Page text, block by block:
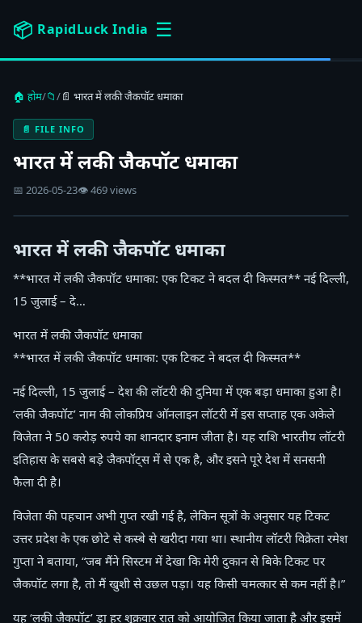
📦 RapidLuck India ☰
🏠 होम/📁/📄 भारत में लकी जैकपॉट धमाका
📄 FILE INFO
भारत में लकी जैकपॉट धमाका
📅 2026-05-23👁 469 views
भारत में लकी जैकपॉट धमाका
**भारत में लकी जैकपॉट धमाका: एक टिकट ने बदल दी किस्मत** नई दिल्ली,
15 जुलाई – दे…
भारत में लकी जैकपॉट धमाका
**भारत में लकी जैकपॉट धमाका: एक टिकट ने बदल दी किस्मत**
नई दिल्ली, 15 जुलाई – देश की लॉटरी की दुनिया में एक बड़ा धमाका हुआ है।
‘लकी जैकपॉट’ नाम की लोकप्रिय ऑनलाइन लॉटरी में इस सप्ताह एक अकेले
विजेता ने 50 करोड़ रुपये का शानदार इनाम जीता है। यह राशि भारतीय लॉटरी
इतिहास के सबसे बड़े जैकपॉट्स में से एक है, और इसने पूरे देश में सनसनी
फैला दी है।
विजेता की पहचान अभी गुप्त रखी गई है, लेकिन सूत्रों के अनुसार यह टिकट
उत्तर प्रदेश के एक छोटे से कस्बे से खरीदा गया था। स्थानीय लॉटरी विक्रेता रमेश
गुप्ता ने बताया, “जब मैंने सिस्टम में देखा कि मेरी दुकान से बिके टिकट पर
जैकपॉट लगा है, तो मैं खुशी से उछल पड़ा। यह किसी चमत्कार से कम नहीं है।”
यह ‘लकी जैकपॉट’ ड्रा हर शुक्रवार रात को आयोजित किया जाता है और इसमें